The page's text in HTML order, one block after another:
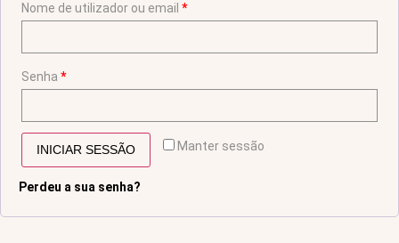
Nome de utilizador ou email *
Senha *
Manter sessão
INICIAR SESSÃO
Perdeu a sua senha?